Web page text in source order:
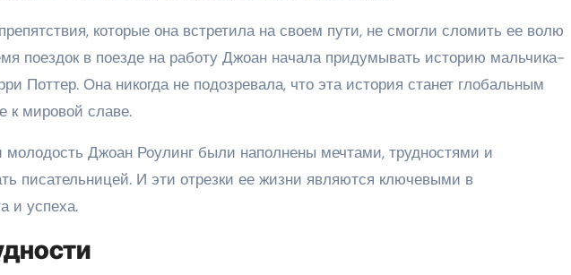
которые она встретила на своем пути, не смогли сломить ее волю
поездок в поезде на работу Джоан начала придумывать историю мальчика-
Поттер. Она никогда не подозревала, что эта история станет глобальным
к мировой славе.
молодость Джоан Роулинг были наполнены мечтами, трудностями и
писательницей. И эти отрезки ее жизни являются ключевыми в
и успеха.